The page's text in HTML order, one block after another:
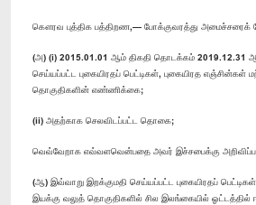
கௌரவ புத்திக பத்திறண,— போக்குவரத்து அமைச்சரைக்
(அ) (i) 2015.01.01 ஆம் திகதி தொடக்கம் 2019.12.31
செய்யப்பட்ட புகையிரதப் பெட்டிகள், புகையிரத எஞ்சின்கள்
தொகுதிகளின் எண்ணிக்கை;
(ii) அதற்காக செலவிடப்பட்ட தொகை;
வெவ்வேறாக எவ்வளவென்பதை அவர் இச்சபைக்கு
(ஆ) இவ்வாறு இறக்குமதி செய்யப்பட்ட புகையிரதப்
இயக்கு வலுத் தொகுதிகளில் சில இலங்கையில் ஓட்டத்தில்